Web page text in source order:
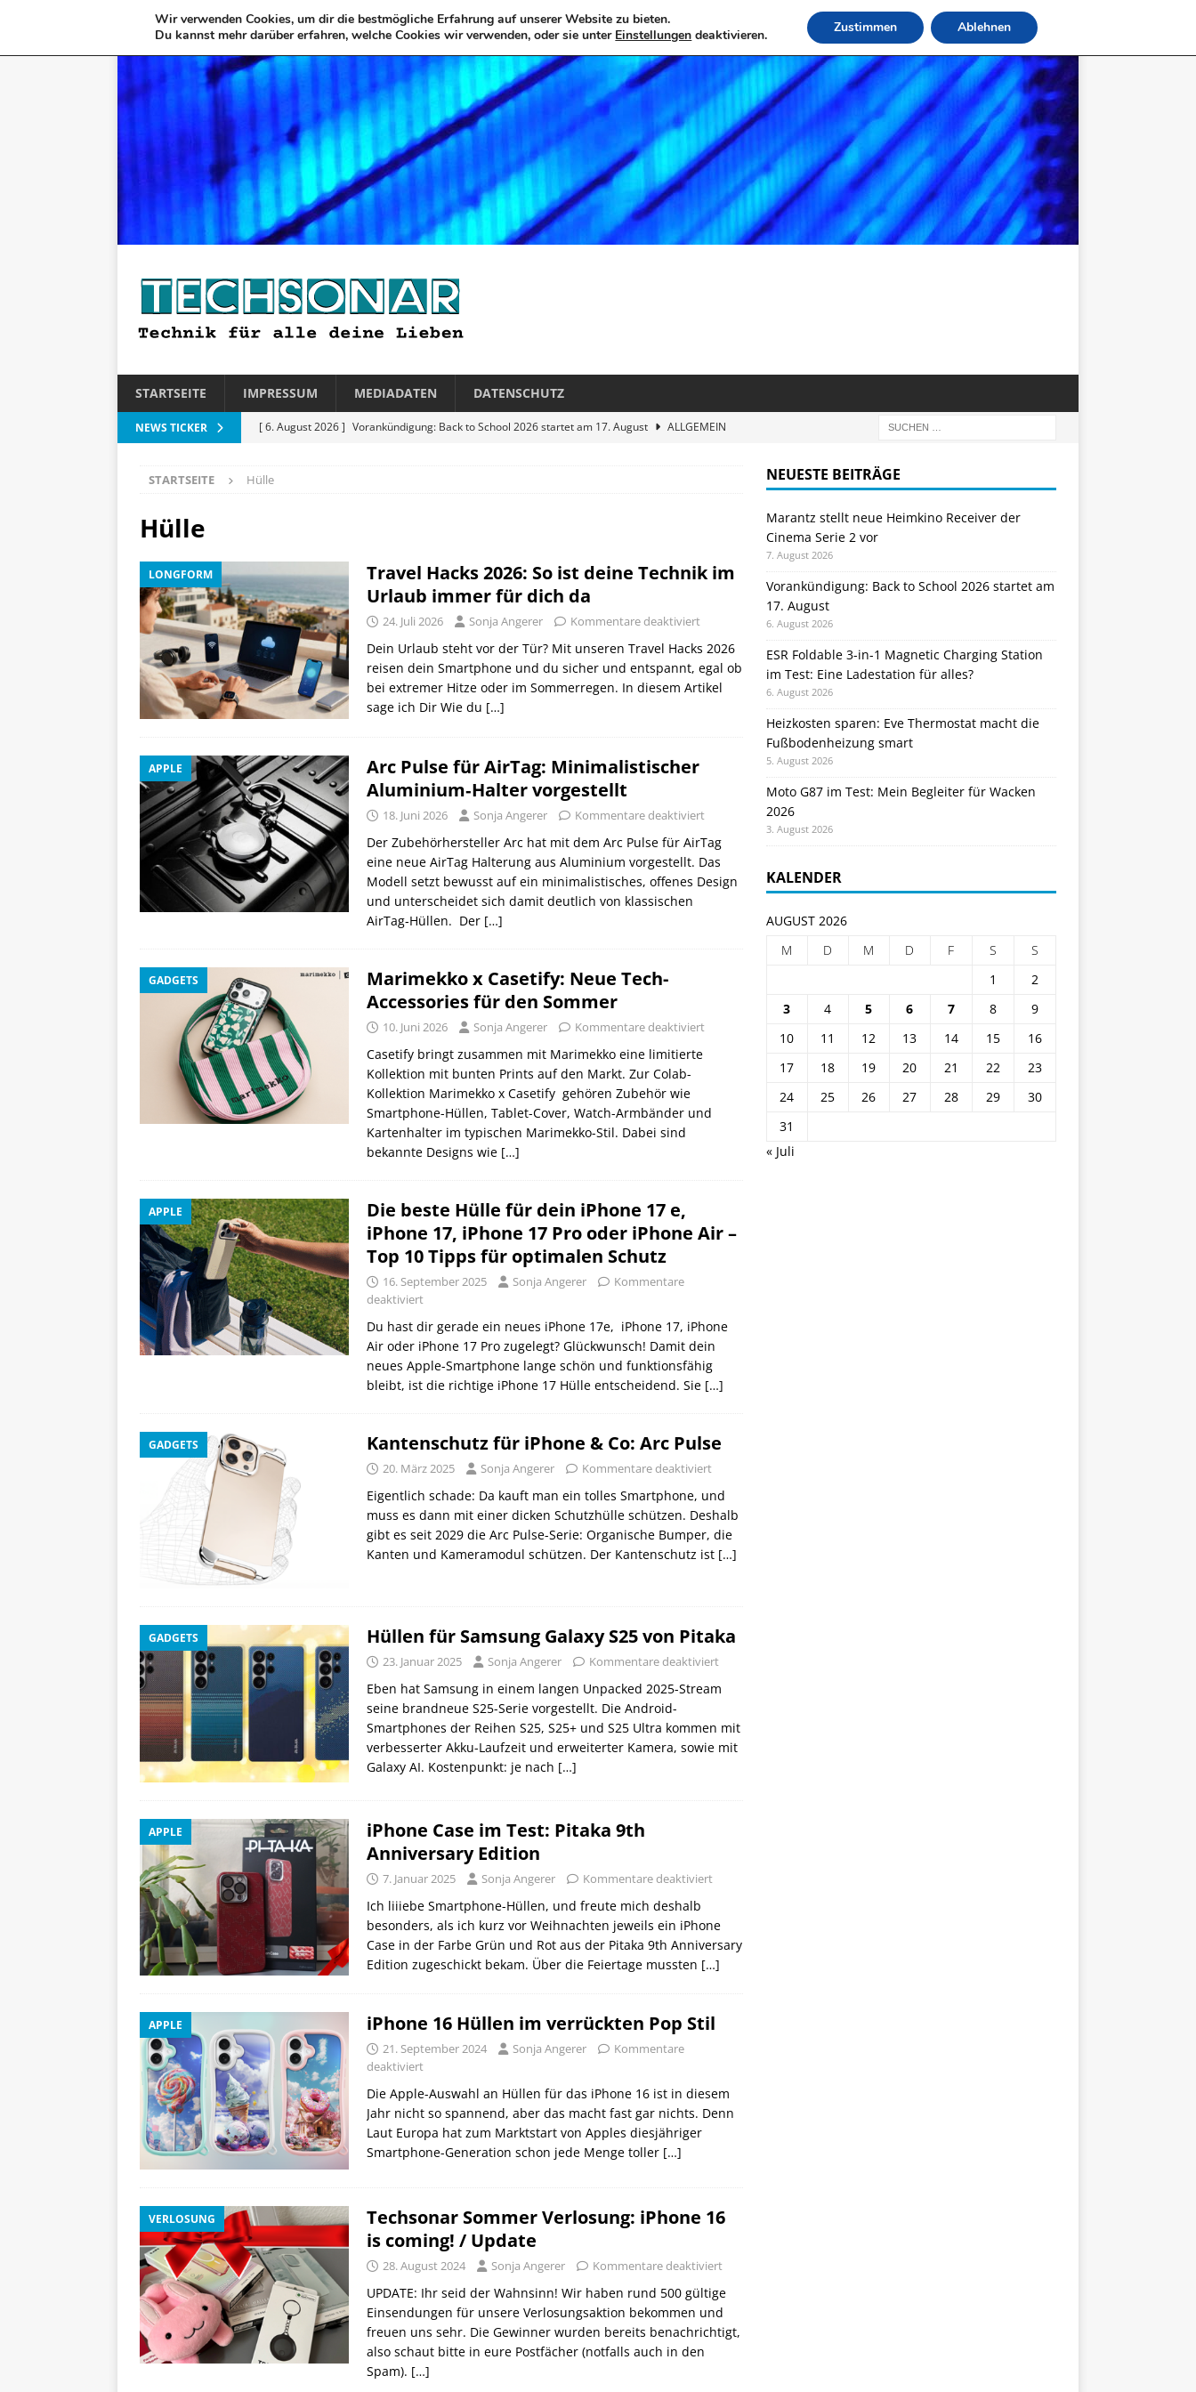
STARTSEITE IMPRESSUM MEDIADATEN DATENSCHUTZ
NEWS TICKER [ 6. August 2026 ] Vorankündigung: Back to School 2026 startet am 17. August
ALLGEMEIN
alles?
[ 3. August 2026 ]
Moto G87 im Test: Mein Begleiter für Wacken 2026
TELEFON
[ 7. August 2026 ]
STARTSEITE Hülle
Hülle
LONGFORM
Travel Hacks 2026: So ist deine Technik im
Urlaub immer für dich da
24. Juli 2026 Sonja Angerer Kommentare deaktiviert
Dein Urlaub steht vor der Tür? Mit unseren Travel Hacks 2026
reisen dein Smartphone und du sicher und entspannt, egal ob
bei extremer Hitze oder im Sommerregen. In diesem Artikel
sage ich Dir Wie du […]
APPLE
Arc Pulse für AirTag: Minimalistischer
Aluminium‑Halter vorgestellt
18. Juni 2026 Sonja Angerer Kommentare deaktiviert
Der Zubehörhersteller Arc hat mit dem Arc Pulse für AirTag
eine neue AirTag Halterung aus Aluminium vorgestellt. Das
Modell setzt bewusst auf ein minimalistisches, offenes Design
und unterscheidet sich damit deutlich von klassischen
AirTag‑Hüllen. Der […]
GADGETS
Marimekko x Casetify: Neue Tech-
Accessories für den Sommer
10. Juni 2026 Sonja Angerer Kommentare deaktiviert
Casetify bringt zusammen mit Marimekko eine limitierte
Kollektion mit bunten Prints auf den Markt. Zur Colab-
Kollektion Marimekko x Casetify gehören Zubehör wie
Smartphone-Hüllen, Tablet-Cover, Watch-Armbänder und
Kartenhalter im typischen Marimekko-Stil. Dabei sind
bekannte Designs wie […]
APPLE
Die beste Hülle für dein iPhone 17 e,
iPhone 17, iPhone 17 Pro oder iPhone Air –
Top 10 Tipps für optimalen Schutz
16. September 2025 Sonja Angerer
Kommentare
deaktiviert
Du hast dir gerade ein neues iPhone 17e, iPhone 17, iPhone
Air oder iPhone 17 Pro zugelegt? Glückwunsch! Damit dein
neues Apple-Smartphone lange schön und funktionsfähig
bleibt, ist die richtige iPhone 17 Hülle entscheidend. Sie […]
GADGETS Kantenschutz für iPhone & Co: Arc Pulse
20. März 2025 Sonja Angerer Kommentare deaktiviert
Eigentlich schade: Da kauft man ein tolles Smartphone, und
muss es dann mit einer dicken Schutzhülle schützen. Deshalb
gibt es seit 2029 die Arc Pulse-Serie: Organische Bumper, die
Kanten und Kameramodul schützen. Der Kantenschutz ist […]
GADGETS Hüllen für Samsung Galaxy S25 von Pitaka
23. Januar 2025 Sonja Angerer Kommentare deaktiviert
Eben hat Samsung in einem langen Unpacked 2025-Stream
seine brandneue S25-Serie vorgestellt. Die Android-
Smartphones der Reihen S25, S25+ und S25 Ultra kommen mit
verbesserter Akku-Laufzeit und erweiterter Kamera, sowie mit
Galaxy AI. Kostenpunkt: je nach […]
APPLE
iPhone Case im Test: Pitaka 9th
Anniversary Edition
7. Januar 2025 Sonja Angerer Kommentare deaktiviert
Ich liiiebe Smartphone-Hüllen, und freute mich deshalb
besonders, als ich kurz vor Weihnachten jeweils ein iPhone
Case in der Farbe Grün und Rot aus der Pitaka 9th Anniversary
Edition zugeschickt bekam. Über die Feiertage mussten […]
APPLE iPhone 16 Hüllen im verrückten Pop Stil
21. September 2024 Sonja Angerer
Kommentare
deaktiviert
Die Apple-Auswahl an Hüllen für das iPhone 16 ist in diesem
Jahr nicht so spannend, aber das macht fast gar nichts. Denn
Laut Europa hat zum Marktstart von Apples diesjähriger
Smartphone-Generation schon jede Menge toller […]
VERLOSUNG
Techsonar Sommer Verlosung: iPhone 16
is coming! / Update
28. August 2024 Sonja Angerer Kommentare deaktiviert
UPDATE: Ihr seid der Wahnsinn! Wir haben rund 500 gültige
Einsendungen für unsere Verlosungsaktion bekommen und
freuen uns sehr. Die Gewinner wurden bereits benachrichtigt,
also schaut bitte in eure Postfächer (notfalls auch in den
Spam). […]
NEUESTE BEITRÄGE
Marantz stellt neue Heimkino Receiver der
Cinema Serie 2 vor
7. August 2026
Vorankündigung: Back to School 2026 startet am
17. August
6. August 2026
ESR Foldable 3-in-1 Magnetic Charging Station
im Test: Eine Ladestation für alles?
6. August 2026
Heizkosten sparen: Eve Thermostat macht die
Fußbodenheizung smart
5. August 2026
Moto G87 im Test: Mein Begleiter für Wacken
2026
3. August 2026
KALENDER
AUGUST 2026
M
D M D F S
S
1
2
3
4 5 6 7 8
9
10
11 12 13 14 15
16
17
18 19 20 21 22
23
24
25 26 27 28 29
30
31
« Juli
Wir verwenden Cookies, um dir die bestmögliche Erfahrung auf unserer Website zu bieten.
Du kannst mehr darüber erfahren, welche Cookies wir verwenden, oder sie unter Einstellungen deaktivieren. Zustimmen Ablehnen